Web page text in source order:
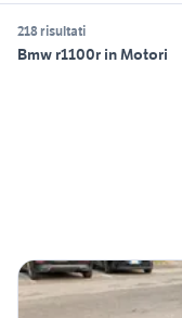
218 risultati
Bmw r1100r in Motori